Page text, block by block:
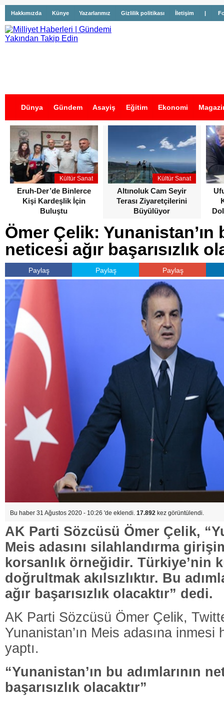
Hakkımızda Künye Yazarlarımız Gizlilik politikası İletişim |
Dünya Gündem Asayiş Eğitim Ekonomi
İş İlanları
Kültür Sanat
Eruh-Der’de Binlerce
Kişi Kardeşlik İçin
Buluştu
Kültür Sanat
Altınoluk Cam Seyir
Terası Ziyaretçilerini
Büyülüyor
Ömer Çelik: Yunanistan’ın
neticesi ağır başarısızlık
Paylaş Paylaş Paylaş
Bu haber 31 Ağustos 2020 - 10:26 'de eklendi. 17.892 kez görüntülendi.
AK Parti Sözcüsü Ömer Çelik,
Meis adasını silahlandırma
korsanlık örneğidir. Türkiye’nin
doğrultmak akılsızlıktır. Bu
ağır başarısızlık olacaktır” dedi.
AK Parti Sözcüsü Ömer Çelik,
Yunanistan’ın Meis adasına inmesi
yaptı.
“Yunanistan’ın bu adımlarının
başarısızlık olacaktır”